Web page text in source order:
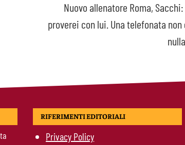
Nuovo allenatore Roma,
proverei con lui. Una telefonata non
RIFERIMENTI EDITORIALI
Privacy Policy